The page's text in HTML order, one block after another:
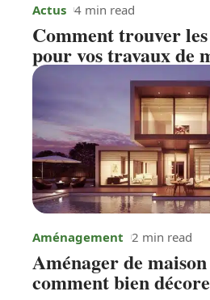
Actus 4 min read
Comment trouver
pour vos travaux de
Aménagement 2 min read
Aménager de
comment bien